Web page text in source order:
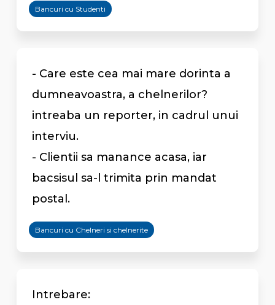
Bancuri cu Studenti
- Care este cea mai mare dorinta a
dumneavoastra, a chelnerilor?
intreaba un reporter, in cadrul unui
interviu.
- Clientii sa manance acasa, iar
bacsisul sa-l trimita prin mandat
postal.
Bancuri cu Chelneri si chelnerite
Intrebare: